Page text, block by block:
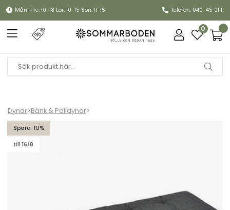
Mån-Fre: 10-18 Lör: 10-15 Sön: 11-15 Telefon: 040-45 01 11
0
Dynor>Bänk & Palldynor>
10
till 16/8
Bänkdyna Canyon 165 cm - granitgrå struktur